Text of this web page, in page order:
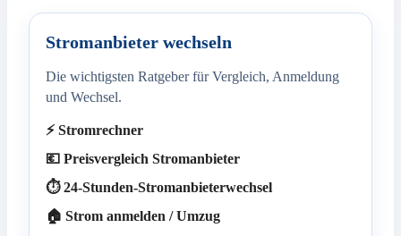
Stromanbieter wechseln
Die wichtigsten Ratgeber für Vergleich, Anmeldung
und Wechsel.
⚡ Stromrechner
💶 Preisvergleich Stromanbieter
⏱️ 24-Stunden-Stromanbieterwechsel
🏠 Strom anmelden / Umzug